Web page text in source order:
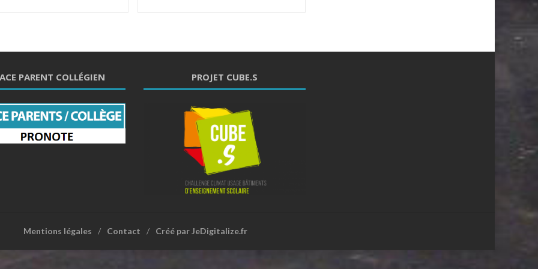
PARENT COLLÉGIEN PROJET CUBE.S
Mentions légales Contact Créé par JeDigitalize.fr